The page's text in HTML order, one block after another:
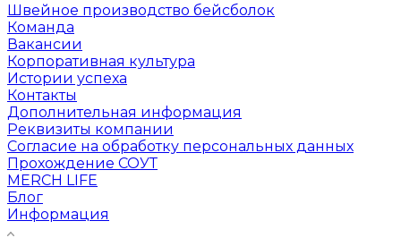
Швейное производство бейсболок
Команда
Вакансии
Корпоративная культура
Истории успеха
Контакты
Дополнительная информация
Реквизиты компании
Согласие на обработку персональных данных
Прохождение СОУТ
MERCH LIFE
Блог
Информация